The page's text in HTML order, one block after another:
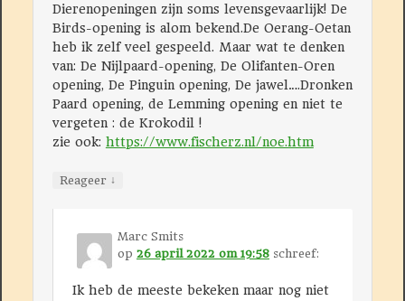
Dierenopeningen zijn soms levensgevaarlijk! De
Birds-opening is alom bekend.De Oerang-Oetan
heb ik zelf veel gespeeld. Maar wat te denken
van: De Nijlpaard-opening, De Olifanten-Oren
opening, De Pinguin opening, De jawel….Dronken
Paard opening, de Lemming opening en niet te
vergeten : de Krokodil !
zie ook: https://www.fischerz.nl/noe.htm
Reageer ↓
Marc Smits
op 26 april 2022 om 19:58 schreef:
Ik heb de meeste bekeken maar nog niet